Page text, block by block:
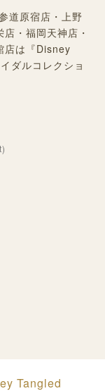
道原宿店・上野
・福岡天神店・
店は『Disney
ダルコレクショ
Tangled